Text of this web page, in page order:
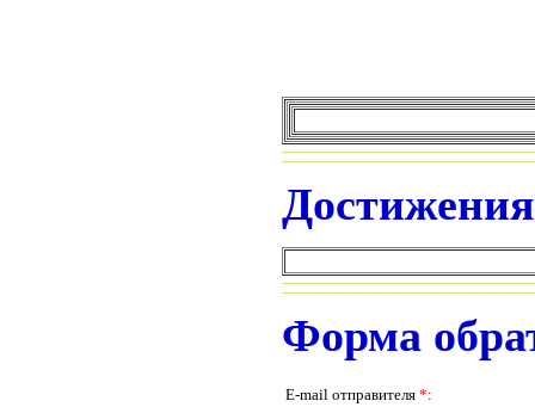
Форма
E-mail отправителя *: